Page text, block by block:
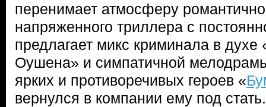
перенимает атмосферу
напряженного триллера с
предлагает микс криминала в
Оушена» и симпатичной
ярких и противоречивых героев «
вернулся в компании ему под